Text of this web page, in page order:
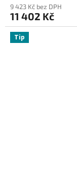
9 423 Kč bez DPH
11 402 Kč
Tip